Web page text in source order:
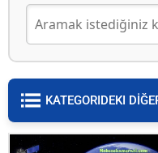
KATEGORIDEKI